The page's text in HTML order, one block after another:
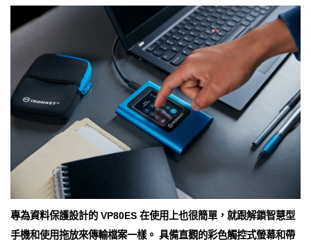
專為資料保護設計的 VP80ES 在使用上也很簡單，就跟解鎖智慧型
手機和使用拖放來傳輸檔案一樣。 具備直觀的彩色觸控式螢幕和帶